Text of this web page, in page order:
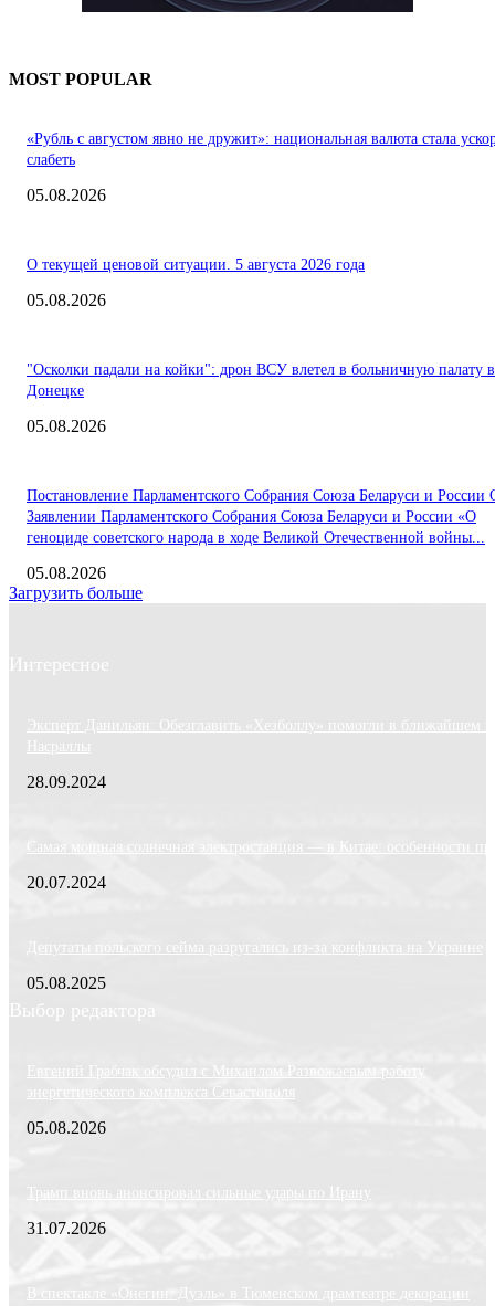
MOST POPULAR
«Рубль с августом явно не дружит»: национальная валюта стала
слабеть
05.08.2026
О текущей ценовой ситуации. 5 августа 2026 года
05.08.2026
"Осколки падали на койки": дрон ВСУ влетел в больничную палату в
Донецке
05.08.2026
Постановление Парламентского Собрания Союза Беларуси и России
Заявлении Парламентского Собрания Союза Беларуси и России «О
геноциде советского народа в ходе Великой Отечественной войны...
05.08.2026
Загрузить больше
Интересное
Эксперт Данильян: Обезглавить «Хезболлу» помогли в ближайшем
Насраллы
28.09.2024
Самая мощная солнечная электростанция — в Китае: особенности
20.07.2024
Депутаты польского сейма разругались из-за конфликта на Украине
05.08.2025
Выбор редактора
Евгений Грабчак обсудил с Михаилом Развожаевым работу
энергетического комплекса Севастополя
05.08.2026
Трамп вновь анонсировал сильные удары по Ирану
31.07.2026
В спектакле «Онегин. Дуэль» в Тюменском драмтеатре декорации